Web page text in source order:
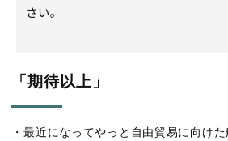
さい。
「期待以上」
・最近になってやっと自由貿易に向けた